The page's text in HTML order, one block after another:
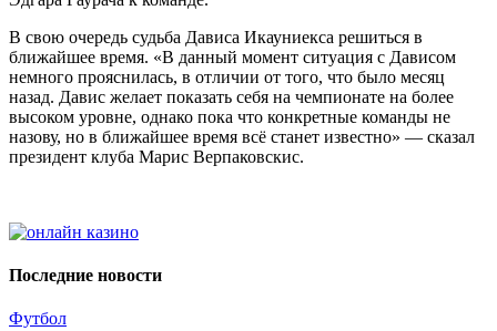
В свою очередь судьба Дависа Икауниекса решиться в
ближайшее время. «В данный момент ситуация с Дависом
немного прояснилась, в отличии от того, что было месяц
назад. Давис желает показать себя на чемпионате на более
высоком уровне, однако пока что конкретные команды не
назову, но в ближайшее время всё станет известно» — сказал
президент клуба Марис Верпаковскис.
Последние новости
Футбол